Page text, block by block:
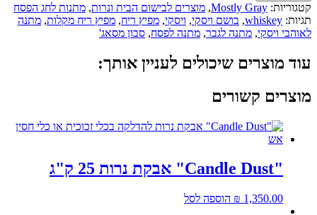
קטגוריות: Mostly Gray
, מוצרים לבישום הבית ונרות, מתנות לחג הפסח
תגיות: whiskey
, בושם ויסקי, ויסקי, מפיץ ריח, מפיץ ריח מקלות, מתנה
לאוהבי ויסקי, מתנה לגבר, מתנה לפסח, סבון מסאג'
עוד מוצרים שיכולים לעניין אותך:
מוצרים קשורים
"Candle Dust" אבקת נרות 25 ק"ג
₪ 1,350.00 הוספה לסל